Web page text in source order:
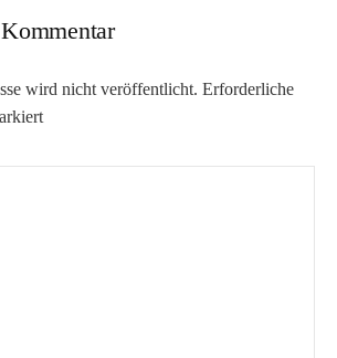
wird nicht veröffentlicht. Erforderliche